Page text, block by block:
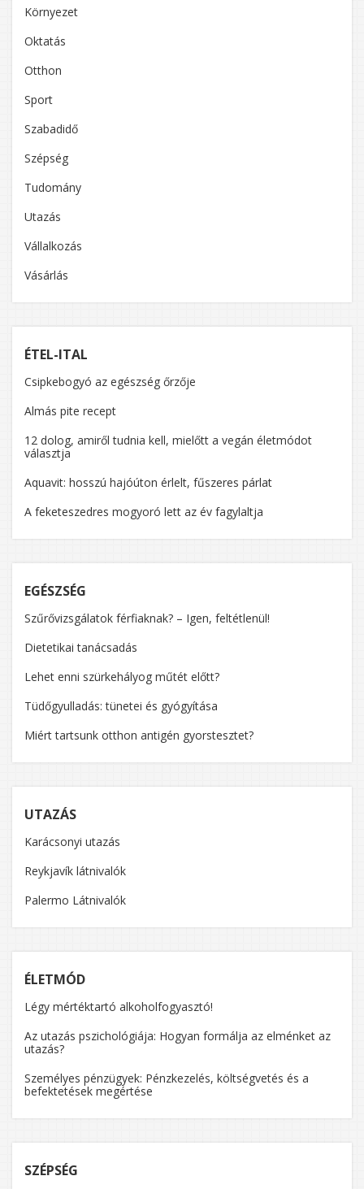
Környezet
Oktatás
Otthon
Sport
Szabadidő
Szépség
Tudomány
Utazás
Vállalkozás
Vásárlás
ÉTEL-ITAL
Csipkebogyó az egészség őrzője
Almás pite recept
12 dolog, amiről tudnia kell, mielőtt a vegán életmódot
választja
Aquavit: hosszú hajóúton érlelt, fűszeres párlat
A feketeszedres mogyoró lett az év fagylaltja
EGÉSZSÉG
Szűrővizsgálatok férfiaknak? – Igen, feltétlenül!
Dietetikai tanácsadás
Lehet enni szürkehályog műtét előtt?
Tüdőgyulladás: tünetei és gyógyítása
Miért tartsunk otthon antigén gyorstesztet?
UTAZÁS
Karácsonyi utazás
Reykjavík látnivalók
Palermo Látnivalók
ÉLETMÓD
Légy mértéktartó alkoholfogyasztó!
Az utazás pszichológiája: Hogyan formálja az elménket az
utazás?
Személyes pénzügyek: Pénzkezelés, költségvetés és a
befektetések megértése
SZÉPSÉG